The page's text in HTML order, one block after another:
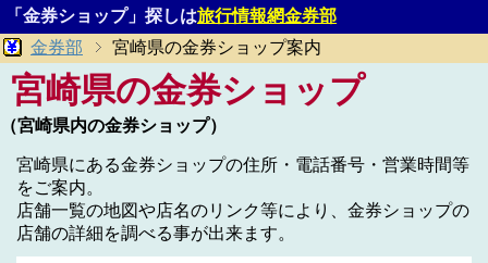
「金券ショップ」探しは旅行情報網金券部
金券部
宮崎県の金券ショップ案内
宮崎県の金券ショップ
（宮崎県内の金券ショップ）
宮崎県にある金券ショップの住所・電話番号・営業時間等
をご案内。
店舗一覧の地図や店名のリンク等により、金券ショップの
店舗の詳細を調べる事が出来ます。